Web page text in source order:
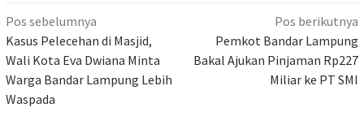
Navigasi
pos
Pos sebelumnya
Kasus Pelecehan di Masjid,
Wali Kota Eva Dwiana Minta
Warga Bandar Lampung Lebih
Waspada
Pos berikutnya
Pemkot Bandar Lampung
Bakal Ajukan Pinjaman Rp227
Miliar ke PT SMI